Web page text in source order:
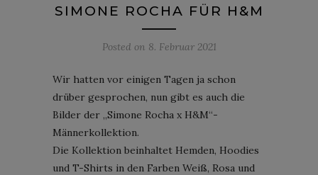
SIMONE ROCHA FÜR H&M
Posted on 8. Februar 2021
Wir hatten vor einigen Tagen ja schon
drüber gesprochen, nun gibt es auch die
Bilder der „Simone Rocha x H&M“-
Männerkollektion.
Die Kollektion beinhaltet Hemden, Hoodies
und T-Shirts in den Farben Weiß, Rosa und